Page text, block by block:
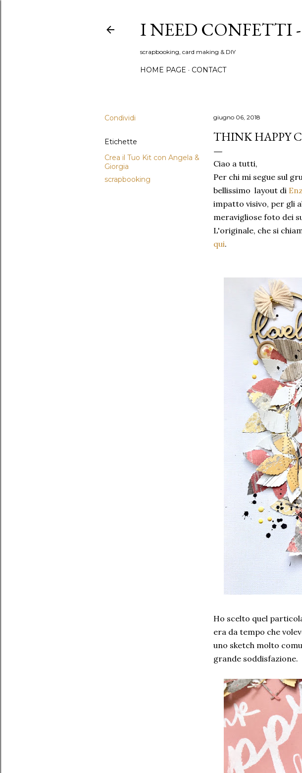
I NEED CONFETTI
scrapbooking, card making & DIY
HOME PAGE CONTACT
Condividi
Etichette
Crea il Tuo Kit con Angela &
Giorgia
scrapbooking
giugno 06, 2018
THINK HAPPY
Ciao a tutti,
Per chi mi segue sul
bellissimo layout di
impatto visivo, per gli
meravigliose foto dei
L'originale, che si
qui.
Ho scelto quel
era da tempo che
uno sketch molto
grande soddisfazione.